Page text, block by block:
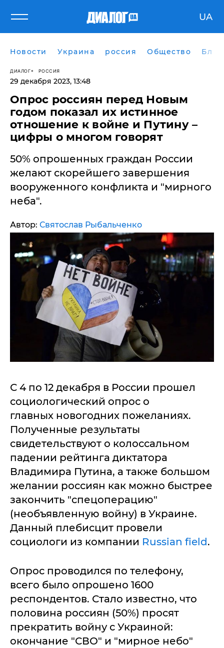
UA
Новости Украина россия Общество
ДИАЛОГ РОССИЯ
29 декабря 2023, 13:48
Опрос россиян перед Новым
годом показал их истинное
отношение к войне и Путину –
цифры о многом говорят
50% опрошенных граждан России
желают скорейшего завершения
вооруженного конфликта и "мирного
неба".
Автор: Святослав Рыбальченко
С 4 по 12 декабря в России прошел
социологический опрос о
главных новогодних пожеланиях.
Полученные результаты
свидетельствуют о колоссальном
падении рейтинга диктатора
Владимира Путина, а также большом
желании россиян как можно быстрее
закончить "спецоперацию"
(необъявленную войну) в Украине.
Данный плебисцит провели
социологи из компании Russian field.
Опрос проводился по телефону,
всего было опрошено 1600
респондентов. Стало известно, что
половина россиян (50%) просят
прекратить войну с Украиной:
окончание "СВО" и "мирное небо"